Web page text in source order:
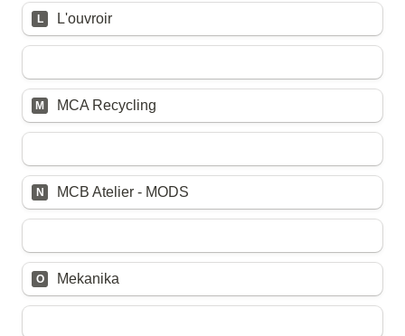
Untitled multiple choice field
L L'ouvroir
Untitled multiple choice field
M MCA Recycling
Untitled multiple choice field
N MCB Atelier - MODS
Untitled multiple choice field
O Mekanika